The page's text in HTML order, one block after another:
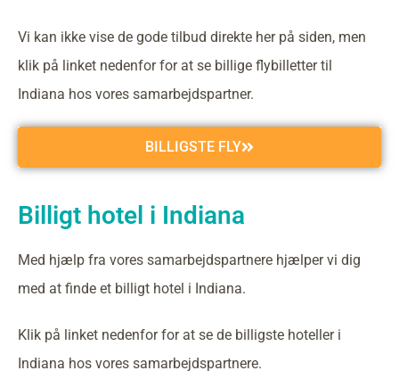
Vi kan ikke vise de gode tilbud direkte her på siden, men
klik på linket nedenfor for at se billige flybilletter til
Indiana hos vores samarbejdspartner.
BILLIGSTE FLY
Billigt hotel i Indiana
Med hjælp fra vores samarbejdspartnere hjælper vi dig
med at finde et billigt hotel i Indiana.
Klik på linket nedenfor for at se de billigste hoteller i
Indiana hos vores samarbejdspartnere.